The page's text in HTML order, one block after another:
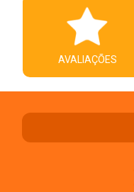
AVALIAÇÕES